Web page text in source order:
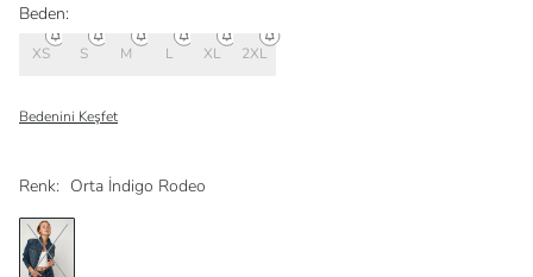
Renk: Orta İndigo Rodeo
Beden:
XS S M L XL 2XL
Bedenini Keşfet